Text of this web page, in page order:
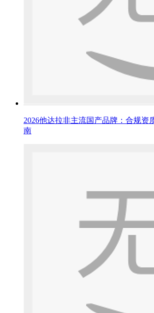
2026他达拉非主流国产品牌：合规资
南